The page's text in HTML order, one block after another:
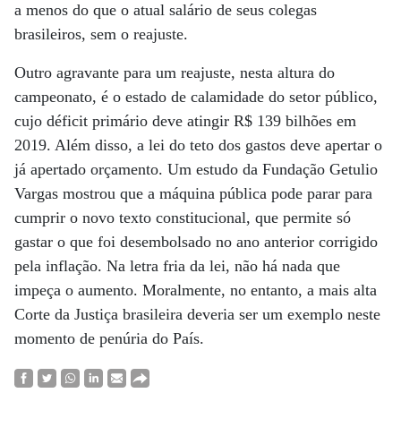
a menos do que o atual salário de seus colegas
brasileiros, sem o reajuste.
Outro agravante para um reajuste, nesta altura do
campeonato, é o estado de calamidade do setor público,
cujo déficit primário deve atingir R$ 139 bilhões em
2019. Além disso, a lei do teto dos gastos deve apertar o
já apertado orçamento. Um estudo da Fundação Getulio
Vargas mostrou que a máquina pública pode parar para
cumprir o novo texto constitucional, que permite só
gastar o que foi desembolsado no ano anterior corrigido
pela inflação. Na letra fria da lei, não há nada que
impeça o aumento. Moralmente, no entanto, a mais alta
Corte da Justiça brasileira deveria ser um exemplo neste
momento de penúria do País.